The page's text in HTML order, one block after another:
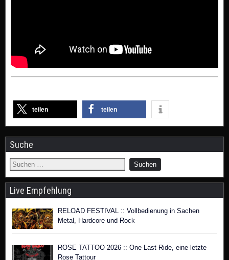
teilen teilen
Suche
Live Empfehlung
RELOAD FESTIVAL :: Vollbedienung in Sachen
Metal, Hardcore und Rock
ROSE TATTOO 2026 :: One Last Ride, eine letzte
Rose Tattour